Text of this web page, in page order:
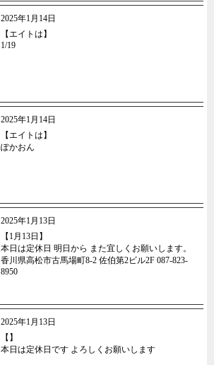
2025年1月14日
【エイトは】
1/19
2025年1月14日
【エイトは】
ぽかおん
2025年1月13日
【1月13日】
本日は定休日 明日から また宜しくお願いします。
香川県高松市古馬場町8-2 佐伯第2ビル2F 087-823-
8950
2025年1月13日
【】
本日は定休日です よろしくお願いします